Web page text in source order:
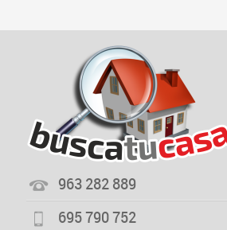
963 282 889
695 790 752